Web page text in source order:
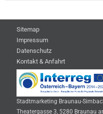
Sitemap
Impressum
Datenschutz
Kontakt & Anfahrt
Stadtmarketing Braunau-
Theatergasse 3, 5280 Braunau